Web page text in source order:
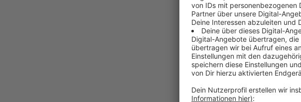
Allerdings
will auch
150 Euro